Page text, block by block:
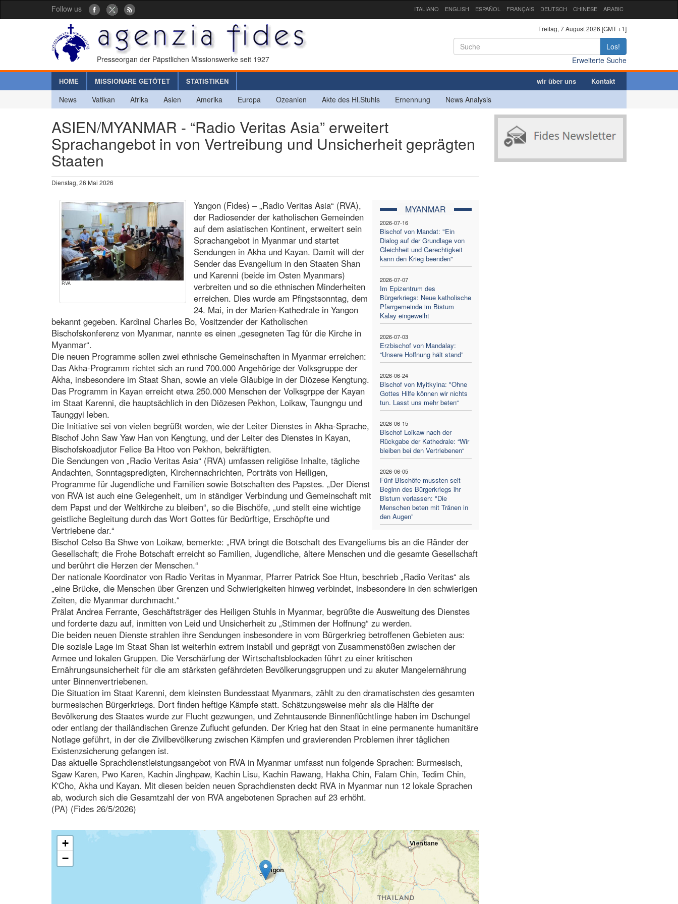
Follow us ITALIANO ENGLISH ESPAÑOL FRANÇAIS DEUTSCH CHINESE ARABIC
Presseorgan der Päpstlichen Missionswerke seit 1927
Freitag, 7 August 2026 [GMT +1]
Los!
Erweiterte Suche
HOME MISSIONARE GETÖTET STATISTIKEN wir über uns Kontakt
News Vatikan Afrika Asien Amerika Europa Ozeanien Akte des Hl.Stuhls Ernennung News Analysis
ASIEN/MYANMAR - “Radio Veritas Asia” erweitert
Sprachangebot in von Vertreibung und Unsicherheit geprägten
Staaten
Dienstag, 26 Mai 2026
RVA
MYANMAR
2026-07-16
Bischof von Mandat: "Ein
Dialog auf der Grundlage von
Gleichheit und Gerechtigkeit
kann den Krieg beenden"
2026-07-07
Im Epizentrum des
Bürgerkriegs: Neue katholische
Pfarrgemeinde im Bistum
Kalay eingeweiht
2026-07-03
Erzbischof von Mandalay:
“Unsere Hoffnung hält stand”
2026-06-24
Bischof von Myitkyina: "Ohne
Gottes Hilfe können wir nichts
tun. Lasst uns mehr beten“
2026-06-15
Bischof Loikaw nach der
Rückgabe der Kathedrale: “Wir
bleiben bei den Vertriebenen“
2026-06-05
Fünf Bischöfe mussten seit
Beginn des Bürgerkriegs ihr
Bistum verlassen: "Die
Menschen beten mit Tränen in
den Augen”
Yangon (Fides) – „Radio Veritas Asia“ (RVA),
der Radiosender der katholischen Gemeinden
auf dem asiatischen Kontinent, erweitert sein
Sprachangebot in Myanmar und startet
Sendungen in Akha und Kayan. Damit will der
Sender das Evangelium in den Staaten Shan
und Karenni (beide im Osten Myanmars)
verbreiten und so die ethnischen Minderheiten
erreichen. Dies wurde am Pfingstsonntag, dem
24. Mai, in der Marien-Kathedrale in Yangon
bekannt gegeben. Kardinal Charles Bo, Vositzender der Katholischen
Bischofskonferenz von Myanmar, nannte es einen „gesegneten Tag für die Kirche in
Myanmar“.
Die neuen Programme sollen zwei ethnische Gemeinschaften in Myanmar erreichen:
Das Akha-Programm richtet sich an rund 700.000 Angehörige der Volksgruppe der
Akha, insbesondere im Staat Shan, sowie an viele Gläubige in der Diözese Kengtung.
Das Programm in Kayan erreicht etwa 250.000 Menschen der Volksgrppe der Kayan
im Staat Karenni, die hauptsächlich in den Diözesen Pekhon, Loikaw, Taungngu und
Taunggyi leben.
Die Initiative sei von vielen begrüßt worden, wie der Leiter Dienstes in Akha-Sprache,
Bischof John Saw Yaw Han von Kengtung, und der Leiter des Dienstes in Kayan,
Bischofskoadjutor Felice Ba Htoo von Pekhon, bekräftigten.
Die Sendungen von „Radio Veritas Asia“ (RVA) umfassen religiöse Inhalte, tägliche
Andachten, Sonntagspredigten, Kirchennachrichten, Porträts von Heiligen,
Programme für Jugendliche und Familien sowie Botschaften des Papstes. „Der Dienst
von RVA ist auch eine Gelegenheit, um in ständiger Verbindung und Gemeinschaft mit
dem Papst und der Weltkirche zu bleiben“, so die Bischöfe, „und stellt eine wichtige
geistliche Begleitung durch das Wort Gottes für Bedürftige, Erschöpfte und
Vertriebene dar.“
Bischof Celso Ba Shwe von Loikaw, bemerkte: „RVA bringt die Botschaft des Evangeliums bis an die Ränder der
Gesellschaft; die Frohe Botschaft erreicht so Familien, Jugendliche, ältere Menschen und die gesamte Gesellschaft
und berührt die Herzen der Menschen.“
Der nationale Koordinator von Radio Veritas in Myanmar, Pfarrer Patrick Soe Htun, beschrieb „Radio Veritas“ als
„eine Brücke, die Menschen über Grenzen und Schwierigkeiten hinweg verbindet, insbesondere in den schwierigen
Zeiten, die Myanmar durchmacht.“
Prälat Andrea Ferrante, Geschäftsträger des Heiligen Stuhls in Myanmar, begrüßte die Ausweitung des Dienstes
und forderte dazu auf, inmitten von Leid und Unsicherheit zu „Stimmen der Hoffnung“ zu werden.
Die beiden neuen Dienste strahlen ihre Sendungen insbesondere in vom Bürgerkrieg betroffenen Gebieten aus:
Die soziale Lage im Staat Shan ist weiterhin extrem instabil und geprägt von Zusammenstößen zwischen der
Armee und lokalen Gruppen. Die Verschärfung der Wirtschaftsblockaden führt zu einer kritischen
Ernährungsunsicherheit für die am stärksten gefährdeten Bevölkerungsgruppen und zu akuter Mangelernährung
unter Binnenvertriebenen.
Die Situation im Staat Karenni, dem kleinsten Bundesstaat Myanmars, zählt zu den dramatischsten des gesamten
burmesischen Bürgerkriegs. Dort finden heftige Kämpfe statt. Schätzungsweise mehr als die Hälfte der
Bevölkerung des Staates wurde zur Flucht gezwungen, und Zehntausende Binnenflüchtlinge haben im Dschungel
oder entlang der thailändischen Grenze Zuflucht gefunden. Der Krieg hat den Staat in eine permanente humanitäre
Notlage geführt, in der die Zivilbevölkerung zwischen Kämpfen und gravierenden Problemen ihrer täglichen
Existenzsicherung gefangen ist.
Das aktuelle Sprachdienstleistungsangebot von RVA in Myanmar umfasst nun folgende Sprachen: Burmesisch,
Sgaw Karen, Pwo Karen, Kachin Jinghpaw, Kachin Lisu, Kachin Rawang, Hakha Chin, Falam Chin, Tedim Chin,
K'Cho, Akha und Kayan. Mit diesen beiden neuen Sprachdiensten deckt RVA in Myanmar nun 12 lokale Sprachen
ab, wodurch sich die Gesamtzahl der von RVA angebotenen Sprachen auf 23 erhöht.
(PA) (Fides 26/5/2026)
+
−